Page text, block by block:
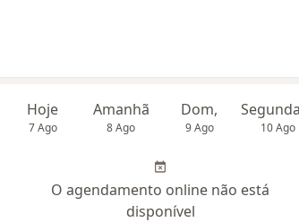
Hoje
7 Ago
Amanhã
8 Ago
Dom,
9 Ago 10 Ago
O agendamento online não está
disponível